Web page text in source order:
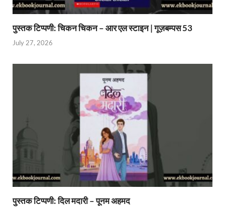
पुस्तक टिप्पणी: चिकन चिकन – आर एल स्टाइन | गूज़बम्पस 53
July 27, 2026
पुस्तक टिप्पणी: दिल मदारी – पूनम अहमद